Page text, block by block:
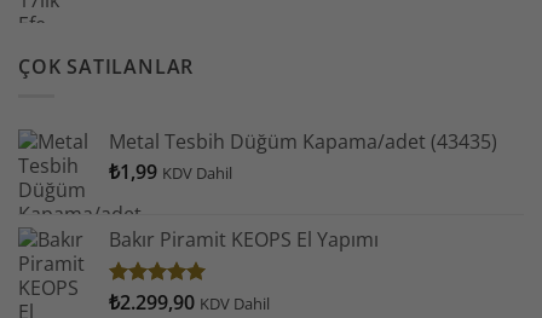
ÇOK SATILANLAR
Metal Tesbih Düğüm Kapama/adet (43435)
₺1,99 KDV Dahil
Bakır Piramit KEOPS El Yapımı
5 üzerinden
₺2.299,90 KDV Dahil